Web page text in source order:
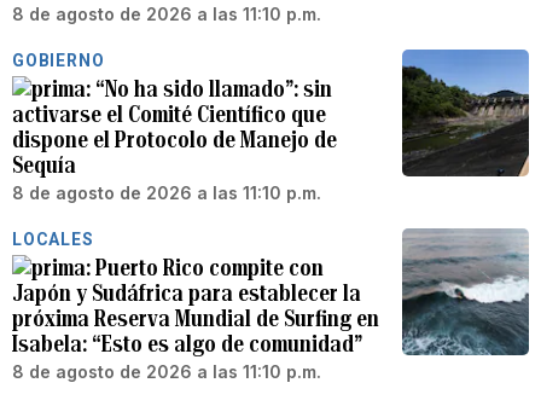
8 de agosto de 2026 a las 11:10 p.m.
GOBIERNO
“No ha sido llamado”: sin
activarse el Comité Científico que
dispone el Protocolo de Manejo de
Sequía
8 de agosto de 2026 a las 11:10 p.m.
LOCALES
Puerto Rico compite con
Japón y Sudáfrica para establecer la
próxima Reserva Mundial de Surfing en
Isabela: “Esto es algo de comunidad”
8 de agosto de 2026 a las 11:10 p.m.